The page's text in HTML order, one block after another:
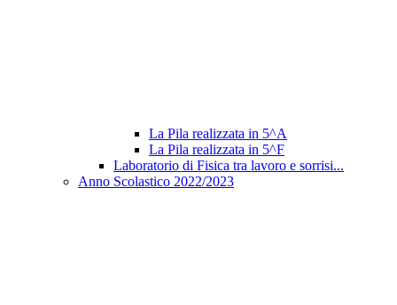
La Pila realizzata in 5^A
La Pila realizzata in 5^F
Laboratorio di Fisica tra lavoro e sorrisi...
Anno Scolastico 2022/2023